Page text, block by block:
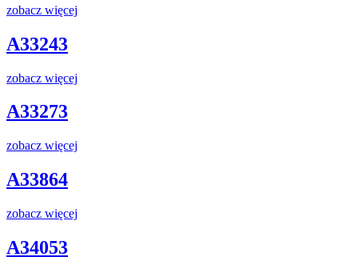
zobacz więcej
A33243
zobacz więcej
A33273
zobacz więcej
A33864
zobacz więcej
A34053